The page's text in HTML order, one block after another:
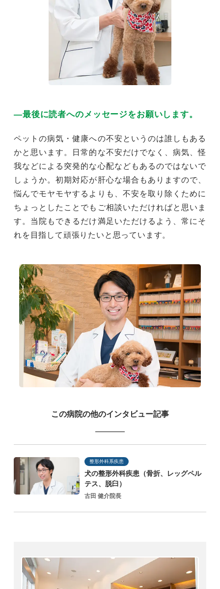
―最後に読者へのメッセージをお願いします。
ペットの病気・健康への不安というのは誰しもある
かと思います。日常的な不安だけでなく、病気、怪
我などによる突発的な心配などもあるのではないで
しょうか。初期対応が肝心な場合もありますので、
悩んでモヤモヤするよりも、不安を取り除くために
ちょっとしたことでもご相談いただければと思いま
す。当院もできるだけ満足いただけるよう、常にそ
れを目指して頑張りたいと思っています。
この病院の他のインタビュー記事
整形外科系疾患
犬の整形外科疾患（骨折、レッグペル
テス、脱臼）
古田 健介院長